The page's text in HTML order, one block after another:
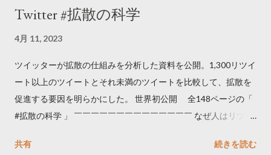
Twitter #拡散の科学
4月 11, 2023
ツイッターが拡散の仕組みを分析した資料を公開。1,300リツイ
ート以上のツイートとそれ未満のツイートを比較して、拡散を
促進する要因を明らかにした。 世界初公開 全148ページの「
#拡散の科学 」 ￣￣￣￣￣￣￣￣￣￣￣￣￣￣ なぜ人はリツイ
学しました。 ー バズの目安は1300リツイート ー 人は16の熱量
共有 続きを読む